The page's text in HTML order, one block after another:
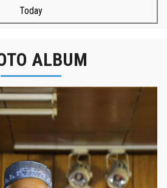
Today
ALBUM